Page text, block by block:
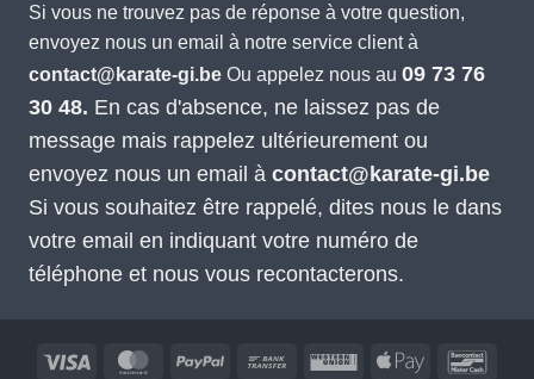
Si vous ne trouvez pas de réponse à votre question,
envoyez nous un email à notre service client à
contact@karate-gi.be Ou appelez nous au 09 73 76
30 48. En cas d'absence, ne laissez pas de
message mais rappelez ultérieurement ou
envoyez nous un email à contact@karate-gi.be
Si vous souhaitez être rappelé, dites nous le dans
votre email en indiquant votre numéro de
téléphone et nous vous recontacterons.
Visa MasterCardPayPal
VirementWestern Apple